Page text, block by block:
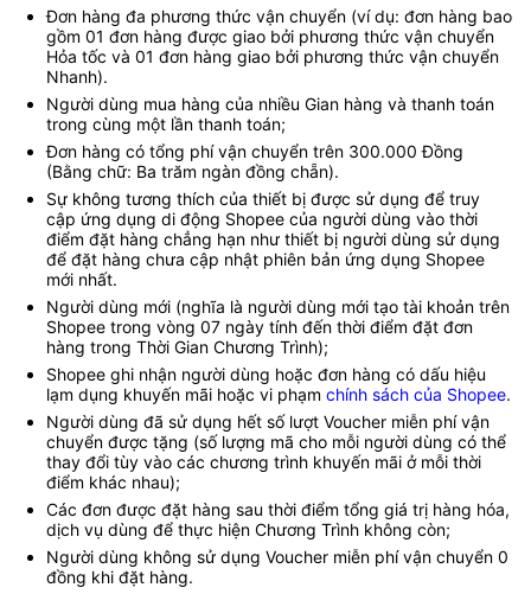
Đơn hàng đa phương thức vận chuyển (ví dụ: đơn hàng bao
gồm 01 đơn hàng được giao bởi phương thức vận chuyển
Hỏa tốc và 01 đơn hàng giao bởi phương thức vận chuyển
Nhanh).
Người dùng mua hàng của nhiều Gian hàng và thanh toán
trong cùng một lần thanh toán;
Đơn hàng có tổng phí vận chuyển trên 300.000 Đồng
(Bằng chữ: Ba trăm ngàn đồng chẵn).
Sự không tương thích của thiết bị được sử dụng để truy
cập ứng dụng di động Shopee của người dùng vào thời
điểm đặt hàng chẳng hạn như thiết bị người dùng sử dụng
để đặt hàng chưa cập nhật phiên bản ứng dụng Shopee
mới nhất.
Người dùng mới (nghĩa là người dùng mới tạo tài khoản trên
Shopee trong vòng 07 ngày tính đến thời điểm đặt đơn
hàng trong Thời Gian Chương Trình);
Shopee ghi nhận người dùng hoặc đơn hàng có dấu hiệu
lạm dụng khuyến mãi hoặc vi phạm chính sách của Shopee
Người dùng đã sử dụng hết số lượt Voucher miễn phí vận
chuyển được tặng (số lượng mã cho mỗi người dùng có thể
thay đổi tùy vào các chương trình khuyến mãi ở mỗi thời
điểm khác nhau);
Các đơn được đặt hàng sau thời điểm tổng giá trị hàng hóa,
dịch vụ dùng để thực hiện Chương Trình không còn;
Người dùng không sử dụng Voucher miễn phí vận chuyển 0
đồng khi đặt hàng.